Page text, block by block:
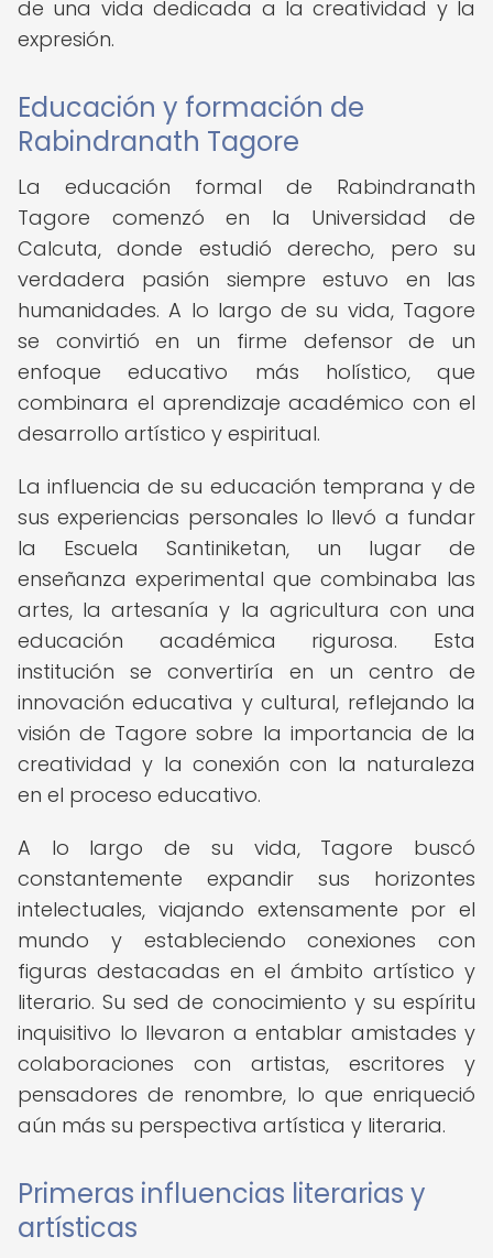
de una vida dedicada a la creatividad y la
expresión.
Educación y formación de
Rabindranath Tagore
La educación formal de Rabindranath
Tagore comenzó en la Universidad de
Calcuta, donde estudió derecho, pero su
verdadera pasión siempre estuvo en las
humanidades. A lo largo de su vida, Tagore
se convirtió en un firme defensor de un
enfoque educativo más holístico, que
combinara el aprendizaje académico con el
desarrollo artístico y espiritual.
La influencia de su educación temprana y de
sus experiencias personales lo llevó a fundar
la Escuela Santiniketan, un lugar de
enseñanza experimental que combinaba las
artes, la artesanía y la agricultura con una
educación académica rigurosa. Esta
institución se convertiría en un centro de
innovación educativa y cultural, reflejando la
visión de Tagore sobre la importancia de la
creatividad y la conexión con la naturaleza
en el proceso educativo.
A lo largo de su vida, Tagore buscó
constantemente expandir sus horizontes
intelectuales, viajando extensamente por el
mundo y estableciendo conexiones con
figuras destacadas en el ámbito artístico y
literario. Su sed de conocimiento y su espíritu
inquisitivo lo llevaron a entablar amistades y
colaboraciones con artistas, escritores y
pensadores de renombre, lo que enriqueció
aún más su perspectiva artística y literaria.
Primeras influencias literarias y
artísticas